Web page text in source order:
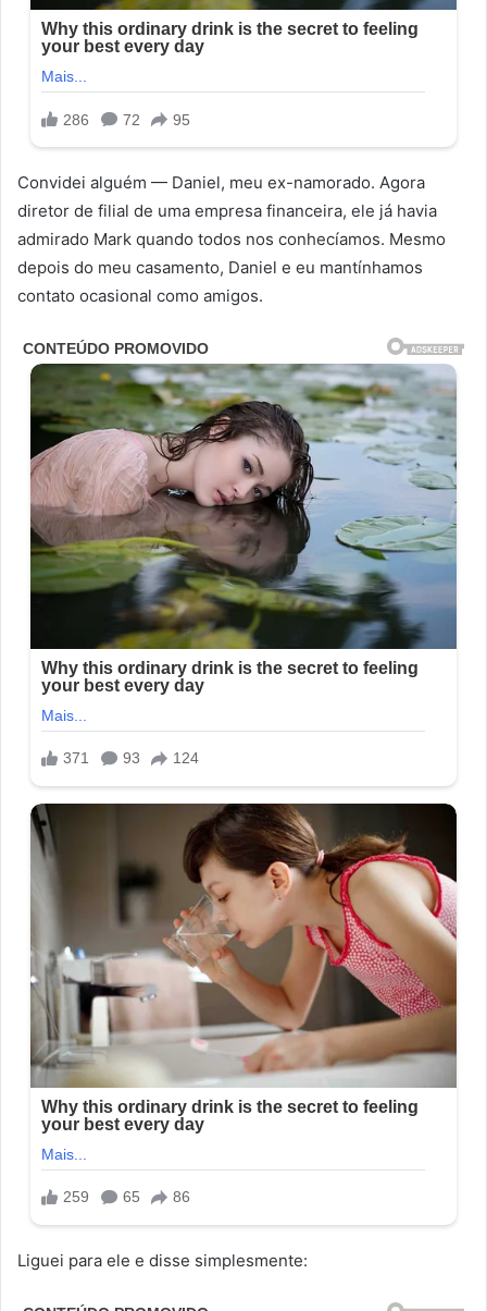
Convidei alguém — Daniel, meu ex-namorado. Agora
diretor de filial de uma empresa financeira, ele já havia
admirado Mark quando todos nos conhecíamos. Mesmo
depois do meu casamento, Daniel e eu mantínhamos
contato ocasional como amigos.
Liguei para ele e disse simplesmente: